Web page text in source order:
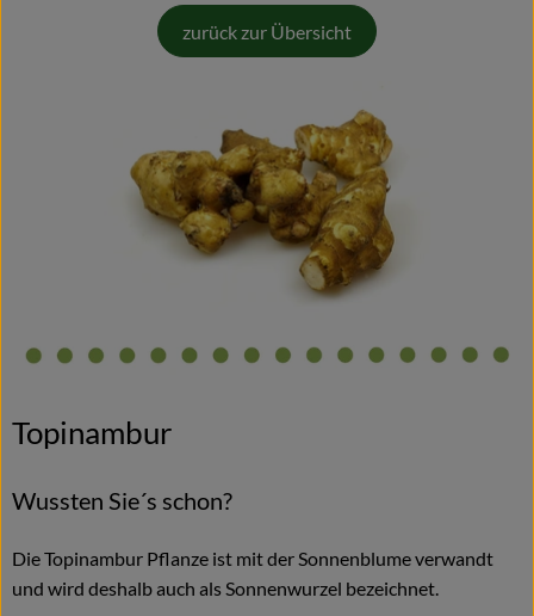
zurück zur Übersicht
Topinambur
Wussten Sie´s schon?
Die Topinambur Pflanze ist mit der Sonnenblume verwandt
und wird deshalb auch als Sonnenwurzel bezeichnet.